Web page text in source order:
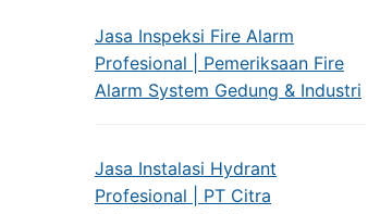
Jasa Inspeksi Fire Alarm
Profesional | Pemeriksaan Fire
Alarm System Gedung & Industri
Jasa Instalasi Hydrant
Profesional | PT Citra